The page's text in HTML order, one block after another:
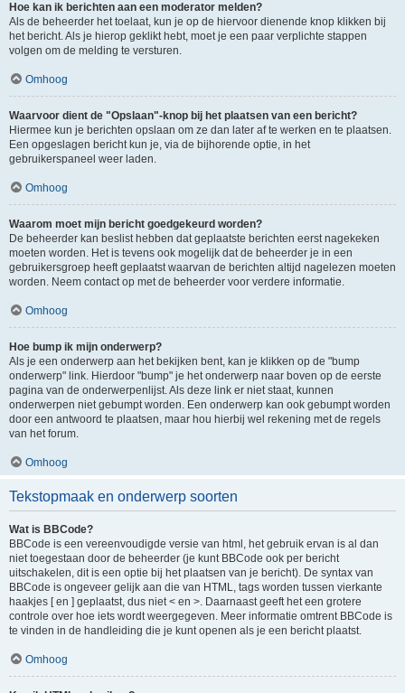
Hoe kan ik berichten aan een moderator melden?
Als de beheerder het toelaat, kun je op de hiervoor dienende knop klikken bij
het bericht. Als je hierop geklikt hebt, moet je een paar verplichte stappen
volgen om de melding te versturen.
Omhoog
Waarvoor dient de "Opslaan"-knop bij het plaatsen van een bericht?
Hiermee kun je berichten opslaan om ze dan later af te werken en te plaatsen.
Een opgeslagen bericht kun je, via de bijhorende optie, in het
gebruikerspaneel weer laden.
Omhoog
Waarom moet mijn bericht goedgekeurd worden?
De beheerder kan beslist hebben dat geplaatste berichten eerst nagekeken
moeten worden. Het is tevens ook mogelijk dat de beheerder je in een
gebruikersgroep heeft geplaatst waarvan de berichten altijd nagelezen moeten
worden. Neem contact op met de beheerder voor verdere informatie.
Omhoog
Hoe bump ik mijn onderwerp?
Als je een onderwerp aan het bekijken bent, kan je klikken op de "bump
onderwerp" link. Hierdoor "bump" je het onderwerp naar boven op de eerste
pagina van de onderwerpenlijst. Als deze link er niet staat, kunnen
onderwerpen niet gebumpt worden. Een onderwerp kan ook gebumpt worden
door een antwoord te plaatsen, maar hou hierbij wel rekening met de regels
van het forum.
Omhoog
Tekstopmaak en onderwerp soorten
Wat is BBCode?
BBCode is een vereenvoudigde versie van html, het gebruik ervan is al dan
niet toegestaan door de beheerder (je kunt BBCode ook per bericht
uitschakelen, dit is een optie bij het plaatsen van je bericht). De syntax van
BBCode is ongeveer gelijk aan die van HTML, tags worden tussen vierkante
haakjes [ en ] geplaatst, dus niet < en >. Daarnaast geeft het een grotere
controle over hoe iets wordt weergegeven. Meer informatie omtrent BBCode is
te vinden in de handleiding die je kunt openen als je een bericht plaatst.
Omhoog